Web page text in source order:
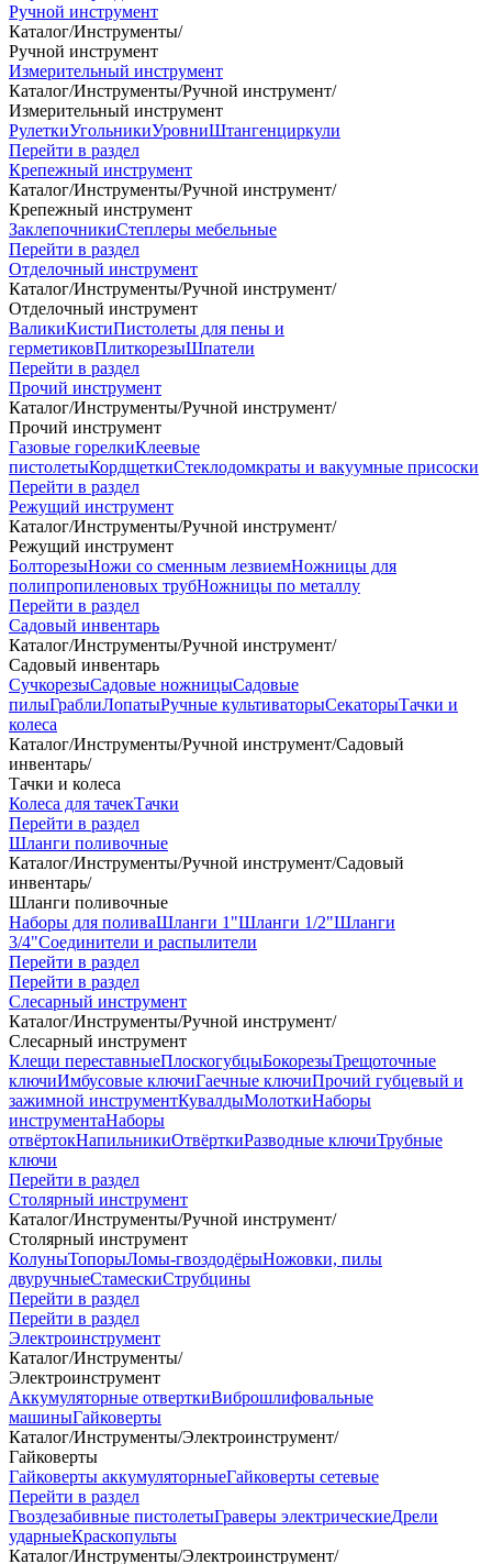
Ручной инструмент
Каталог/Инструменты/
Ручной инструмент
Измерительный инструмент
Каталог/Инструменты/Ручной инструмент/
Измерительный инструмент
РулеткиУгольникиУровниШтангенциркули
Перейти в раздел
Крепежный инструмент
Каталог/Инструменты/Ручной инструмент/
Крепежный инструмент
ЗаклепочникиСтеплеры мебельные
Перейти в раздел
Отделочный инструмент
Каталог/Инструменты/Ручной инструмент/
Отделочный инструмент
ВаликиКистиПистолеты для пены и
герметиковПлиткорезыШпатели
Перейти в раздел
Прочий инструмент
Каталог/Инструменты/Ручной инструмент/
Прочий инструмент
Газовые горелкиКлеевые
пистолетыКордщеткиСтеклодомкраты и вакуумные присоски
Перейти в раздел
Режущий инструмент
Каталог/Инструменты/Ручной инструмент/
Режущий инструмент
БолторезыНожи со сменным лезвиемНожницы для
полипропиленовых трубНожницы по металлу
Перейти в раздел
Садовый инвентарь
Каталог/Инструменты/Ручной инструмент/
Садовый инвентарь
СучкорезыСадовые ножницыСадовые
пилыГраблиЛопатыРучные культиваторыСекаторыТачки и
колеса
Каталог/Инструменты/Ручной инструмент/Садовый
инвентарь/
Тачки и колеса
Колеса для тачекТачки
Перейти в раздел
Шланги поливочные
Каталог/Инструменты/Ручной инструмент/Садовый
инвентарь/
Шланги поливочные
Наборы для поливаШланги 1"Шланги 1/2"Шланги
3/4"Соединители и распылители
Перейти в раздел
Перейти в раздел
Слесарный инструмент
Каталог/Инструменты/Ручной инструмент/
Слесарный инструмент
Клещи переставныеПлоскогубцыБокорезыТрещоточные
ключиИмбусовые ключиГаечные ключиПрочий губцевый и
зажимной инструментКувалдыМолоткиНаборы
инструментаНаборы
отвёртокНапильникиОтвёрткиРазводные ключиТрубные
ключи
Перейти в раздел
Столярный инструмент
Каталог/Инструменты/Ручной инструмент/
Столярный инструмент
КолуныТопорыЛомы-гвоздодёрыНожовки, пилы
двуручныеСтамескиСтрубцины
Перейти в раздел
Перейти в раздел
Электроинструмент
Каталог/Инструменты/
Электроинструмент
Аккумуляторные отверткиВиброшлифовальные
машиныГайковерты
Каталог/Инструменты/Электроинструмент/
Гайковерты
Гайковерты аккумуляторныеГайковерты сетевые
Перейти в раздел
Гвоздезабивные пистолетыГраверы электрическиеДрели
ударныеКраскопульты
Каталог/Инструменты/Электроинструмент/